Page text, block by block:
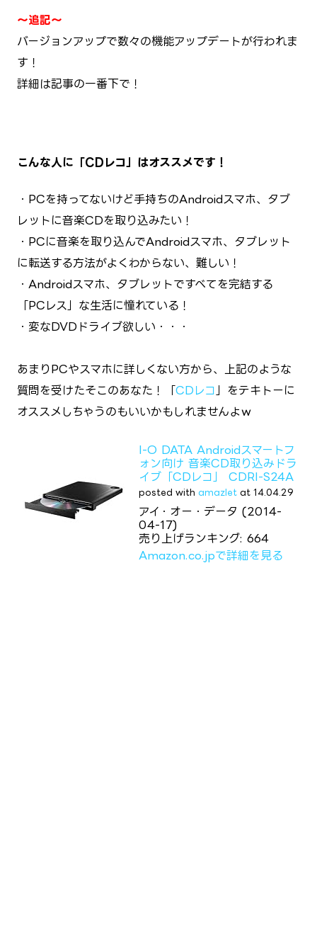
～追記～
バージョンアップで数々の機能アップデートが行われま
す！
詳細は記事の一番下で！
こんな人に「CDレコ」はオススメです！
・PCを持ってないけど手持ちのAndroidスマホ、タブ
レットに音楽CDを取り込みたい！
・PCに音楽を取り込んでAndroidスマホ、タブレット
に転送する方法がよくわからない、難しい！
・Androidスマホ、タブレットですべてを完結する
「PCレス」な生活に憧れている！
・変なDVDドライブ欲しい・・・
あまりPCやスマホに詳しくない方から、上記のような
質問を受けたそこのあなた！「CDレコ
」をテキトーに
オススメしちゃうのもいいかもしれませんよｗ
I-O DATA Androidスマートフ
ォン向け 音楽CD取り込みドラ
イブ「CDレコ」 CDRI-S24A
posted with amazlet at 14.04.29
アイ・オー・データ (2014-
04-17)
売り上げランキング: 664
Amazon.co.jpで詳細を見る